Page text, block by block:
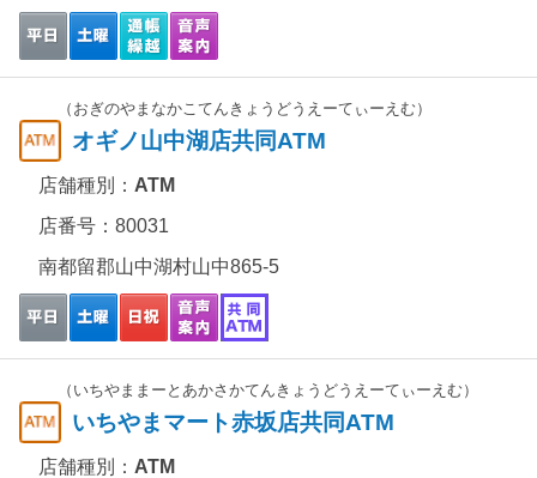
（おぎのやまなかこてんきょうどうえーてぃーえむ）
オギノ山中湖店共同ATM
店舗種別： ATM
店番号：80031
南都留郡山中湖村山中865-5
（いちやままーとあかさかてんきょうどうえーてぃーえむ）
いちやまマート赤坂店共同ATM
店舗種別： ATM